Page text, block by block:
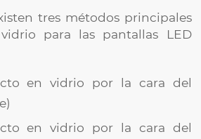
tres métodos principales
para las pantallas LED
en vidrio por la cara del
en vidrio por la cara del